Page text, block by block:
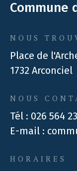
Commune
NOUS
Place de
1732 Arconciel
NOUS
Tél : 026 564
E-mail :
HORAIRES